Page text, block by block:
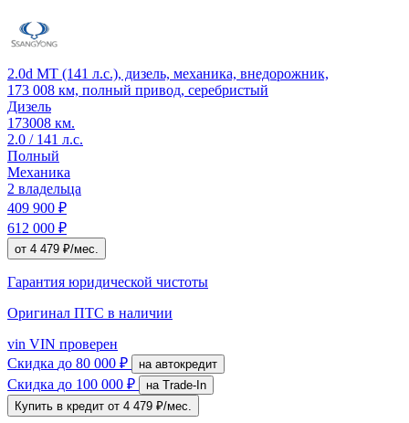
2.0d MT (141 л.с.), дизель, механика, внедорожник,
173 008 км, полный привод, серебристый
Дизель
173008 км.
2.0 / 141 л.с.
Полный
Механика
2 владельца
409 900 ₽
612 000 ₽
от 4 479 ₽/мес.
Гарантия юридической чистоты
Оригинал ПТС в наличии
vin VIN проверен
Скидка до 80 000 ₽ на автокредит
Скидка до 100 000 ₽
на Trade-In
Купить в кредит от 4 479 ₽/мес.